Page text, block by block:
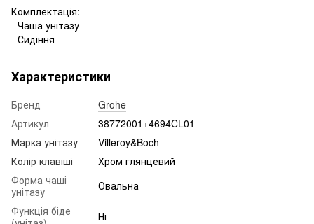
Комплектація:
- Чаша унітазу
- Сидіння
Характеристики
Бренд
Grohe
Артикул
38772001+4694CL01
Марка унітазу
Villeroy&Boch
Колір клавіші
Хром глянцевий
Форма чаші
унітазу
Овальна
Функція біде
Ні